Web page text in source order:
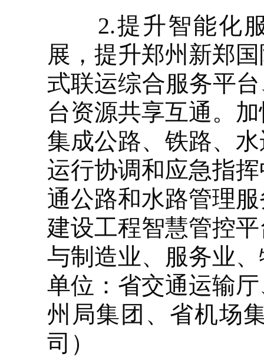
2.提升智能化服
展，提升郑州新郑
式联运综合服务平
台资源共享互通。
集成公路、铁路、
运行协调和应急指
通公路和水路管理
建设工程智慧管控
与制造业、服务业
单位：省交通运输
州局集团、省机场
司）